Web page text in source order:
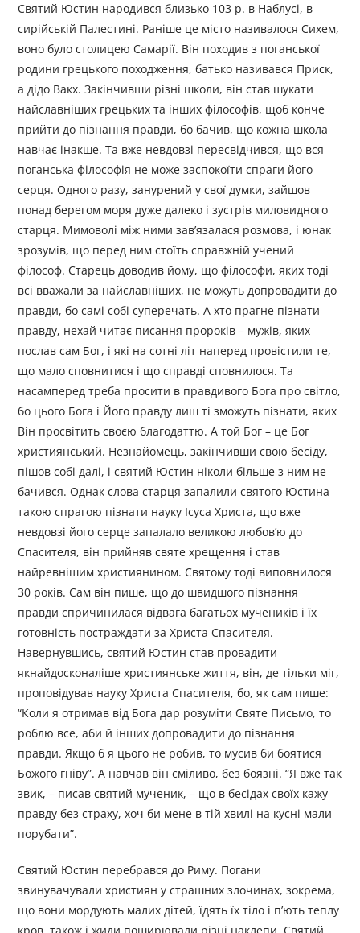
Святий Юстин народився близько 103 р. в Наблусі, в
сирійській Палестині. Раніше це місто називалося Сихем,
воно було столицею Самарії. Він походив з поганської
родини грецького походження, батько називався Приск,
а дідо Вакх. Закінчивши різні школи, він став шукати
найславніших грецьких та інших філософів, щоб конче
прийти до пізнання правди, бо бачив, що кожна школа
навчає інакше. Та вже невдовзі пересвідчився, що вся
поганська філософія не може заспокоїти спраги його
серця. Одного разу, занурений у свої думки, зайшов
понад берегом моря дуже далеко і зустрів миловидного
старця. Мимоволі між ними зав’язалася розмова, і юнак
зрозумів, що перед ним стоїть справжній учений
філософ. Старець доводив йому, що філософи, яких тоді
всі вважали за найславніших, не можуть допровадити до
правди, бо самі собі суперечать. А хто прагне пізнати
правду, нехай читає писання пророків – мужів, яких
послав сам Бог, і які на сотні літ наперед провістили те,
що мало сповнитися і що справді сповнилося. Та
насамперед треба просити в правдивого Бога про світло,
бо цього Бога і Його правду лиш ті зможуть пізнати, яких
Він просвітить своєю благодаттю. А той Бог – це Бог
християнський. Незнайомець, закінчивши свою бесіду,
пішов собі далі, і святий Юстин ніколи більше з ним не
бачився. Однак слова старця запалили святого Юстина
такою спрагою пізнати науку Ісуса Христа, що вже
невдовзі його серце запалало великою любов’ю до
Спасителя, він прийняв святе хрещення і став
найревнішим християнином. Святому тоді виповнилося
30 років. Сам він пише, що до швидшого пізнання
правди спричинилася відвага багатьох мучеників і їх
готовність постраждати за Христа Спасителя.
Навернувшись, святий Юстин став провадити
якнайдосконаліше християнське життя, він, де тільки міг,
проповідував науку Христа Спасителя, бо, як сам пише:
“Коли я отримав від Бога дар розуміти Святе Письмо, то
роблю все, аби й інших допровадити до пізнання
правди. Якщо б я цього не робив, то мусив би боятися
Божого гніву”. А навчав він сміливо, без боязні. “Я вже так
звик, – писав святий мученик, – що в бесідах своїх кажу
правду без страху, хоч би мене в тій хвилі на кусні мали
порубати”.
Святий Юстин перебрався до Риму. Погани
звинувачували християн у страшних злочинах, зокрема,
що вони мордують малих дітей, їдять їх тіло і п’ють теплу